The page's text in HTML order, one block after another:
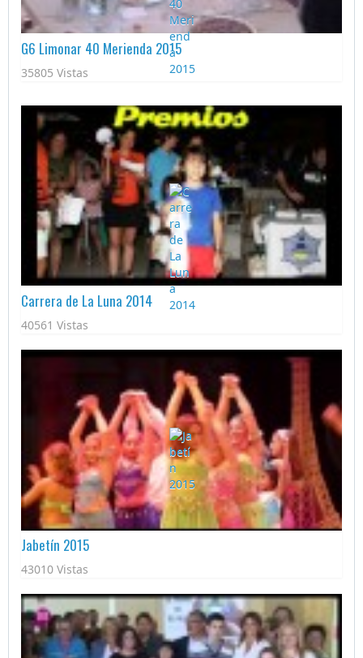
G6 Limonar 40 Merienda 2015
35805 Vistas
Carrera de La Luna 2014
40561 Vistas
Jabetín 2015
43010 Vistas